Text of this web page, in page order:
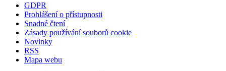
GDPR
Prohlášení o přístupnosti
Snadné čtení
Zásady používání souborů cookie
Novinky
RSS
Mapa webu